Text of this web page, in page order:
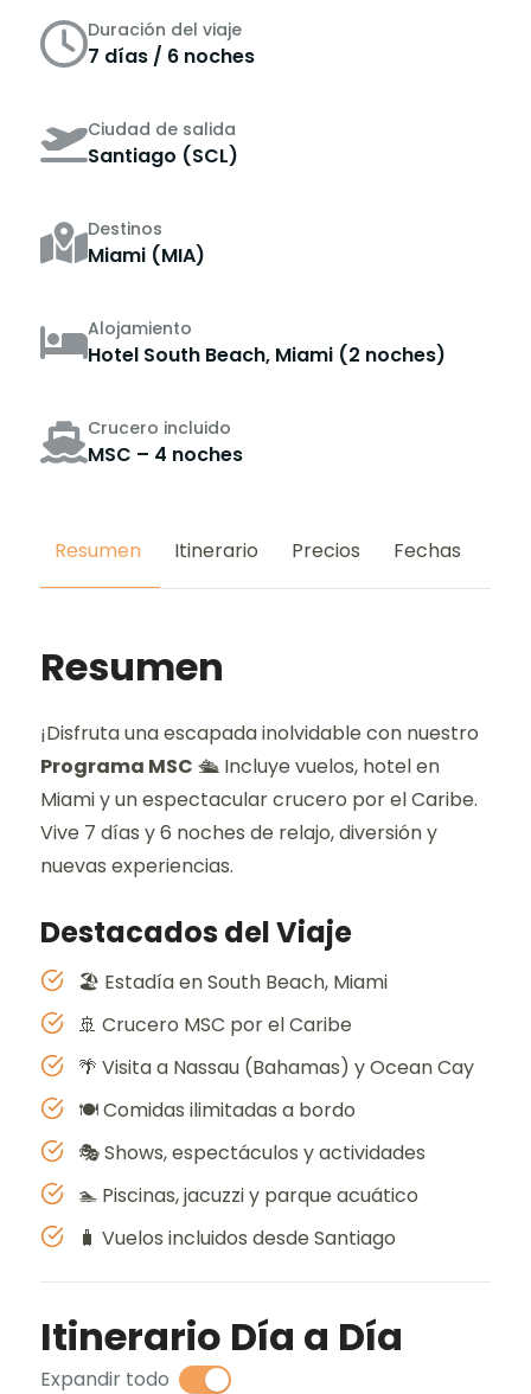
Duración del viaje
7 días / 6 noches
Ciudad de salida
Santiago (SCL)
Destinos
Miami (MIA)
Alojamiento
Hotel South Beach, Miami (2 noches)
Crucero incluido
MSC – 4 noches
Resumen Itinerario Precios Fechas
Resumen
¡Disfruta una escapada inolvidable con nuestro
Programa MSC 🛳️ Incluye vuelos, hotel en
Miami y un espectacular crucero por el Caribe.
Vive 7 días y 6 noches de relajo, diversión y
nuevas experiencias.
Destacados del Viaje
🏖️ Estadía en South Beach, Miami
🚢 Crucero MSC por el Caribe
🌴 Visita a Nassau (Bahamas) y Ocean Cay
🍽️ Comidas ilimitadas a bordo
🎭 Shows, espectáculos y actividades
🏊 Piscinas, jacuzzi y parque acuático
🧳 Vuelos incluidos desde Santiago
Itinerario Día a Día
Expandir todo